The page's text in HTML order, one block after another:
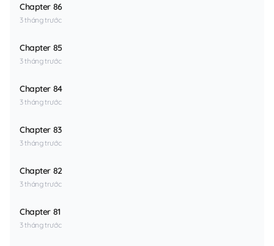
Chapter 86
3 tháng trước
Chapter 85
3 tháng trước
Chapter 84
3 tháng trước
Chapter 83
3 tháng trước
Chapter 82
3 tháng trước
Chapter 81
3 tháng trước